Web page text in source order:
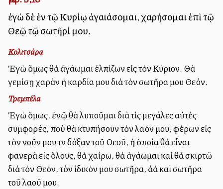
ἐγὼ δὲ ἐν τῷ Κυρίῳ ἀγαλλιάσομαι, χαρήσομαι ἐπὶ τῷ
Θεῷ τῷ σωτῆρί μου.
Κολιτσάρα
Ἐγὼ ὅμως θὰ ἀγάλλωμαι ἐλπίζων εἰς τὸν Κύριον. Θὰ
γεμίσῃ χαρὰν ἡ καρδία μου διὰ τὸν σωτῆρα μου Θεόν.
Τρεμπέλα
Ἐγὼ ὅμως, ἐνῷ θὰ λυποῦμαι διὰ τὶς μεγάλες αὐτὲς
συμφορές, ποὺ θὰ κτυπήσουν τὸν λαόν μου, φέρων εἰς
τὸν νοῦν μου τὴν δόξαν τοῦ Θεοῦ, ἡ ὁποία θὰ εἶναι
φανερὰ εἰς ὅλους, θὰ χαίρω, θὰ ἀγάλλωμαι καὶ θὰ σκιρτῶ
διὰ τὸν Θεόν, τὸν ἰδικόν μου σωτῆρα, ἀλλὰ καὶ σωτῆρα
τοῦ λαοῦ μου.